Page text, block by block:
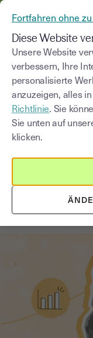
Blog
Kategorie auswählen
Was ändert
Steuern
Fortfahren ohne
Diese Website
Unsere Website
verbessern, Ihre
personalisierte
anzuzeigen, alles
Richtlinie. Sie
Sie unten auf
klicken.